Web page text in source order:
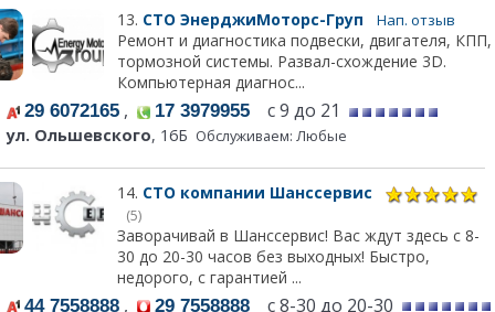
13. СТО ЭнерджиМоторс-Груп Нап. отзыв
Ремонт и диагностика подвески, двигателя, КПП,
тормозной системы. Развал-схождение 3D.
Компьютерная диагнос...
29 6072165 , 17 3979955 с 9 до 21
ул. Ольшевского, 16Б Обслуживаем: Любые
14. СТО компании Шанссервис
(5)
Заворачивай в Шанссервис! Вас ждут здесь с 8-
30 до 20-30 часов без выходных! Быстро,
недорого, с гарантией ...
44 7558888 , 29 7558888 с 8-30 до 20-30